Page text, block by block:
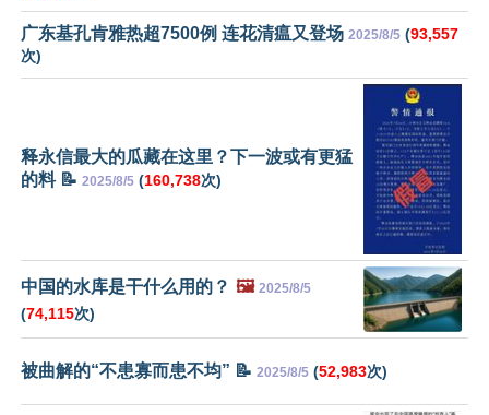
广东基孔肯雅热超7500例 连花清瘟又登场 2025/8/5 (93,557
次)
释永信最大的瓜藏在这里？下一波或有更猛
的料 📝 2025/8/5 (160,738次)
中国的水库是干什么用的？ 🖼️ 2025/8/5
(74,115次)
被曲解的“不患寡而患不均” 📝 2025/8/5 (52,983次)